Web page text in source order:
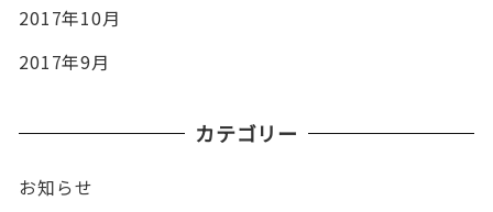
2017年10月
2017年9月
カテゴリー
お知らせ